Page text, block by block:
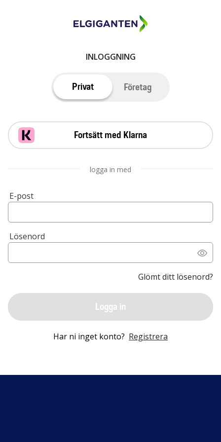
INLOGGNING
Privat Företag
Fortsätt med Klarna
logga in med
E-post
Lösenord
Glömt ditt lösenord?
Logga in
Har ni inget konto? Registrera